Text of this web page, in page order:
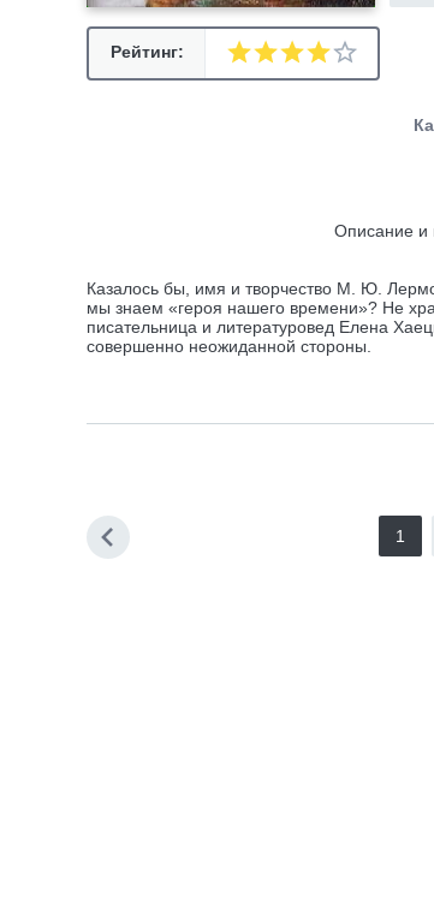
Рейтинг:
Описание и
Казалось бы, имя и творчество М. Ю.
мы знаем «героя нашего времени»? Не
писательница и литературовед Елена
совершенно неожиданной стороны.
1